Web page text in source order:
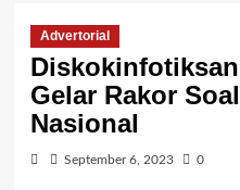
Advertorial
Gelar Rakor
Nasional
September 6, 2023 0